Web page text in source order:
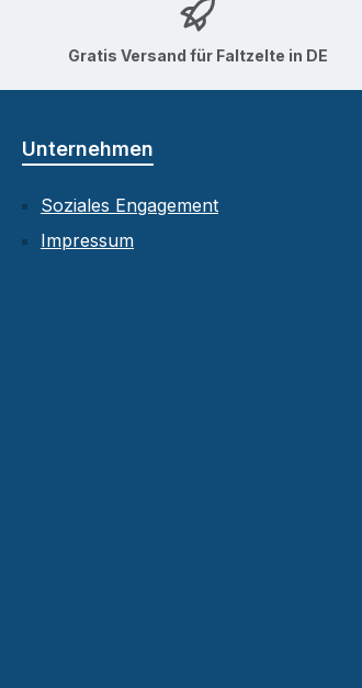
Gratis Versand für Faltzelte in DE
Unternehmen
Soziales Engagement
Impressum